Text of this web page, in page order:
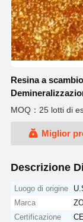
Resina a
MOQ：25 lotti di
Miglior
Descrizione
Luogo di origine
Marca
Certificazione
CE